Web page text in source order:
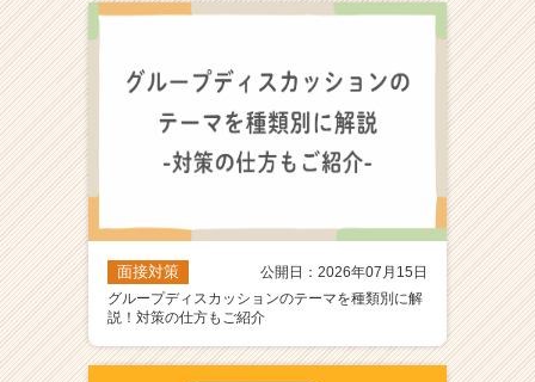
面接対策
公開日：2026年07月15日
グループディスカッションのテーマを種類別に解
説！対策の仕方もご紹介